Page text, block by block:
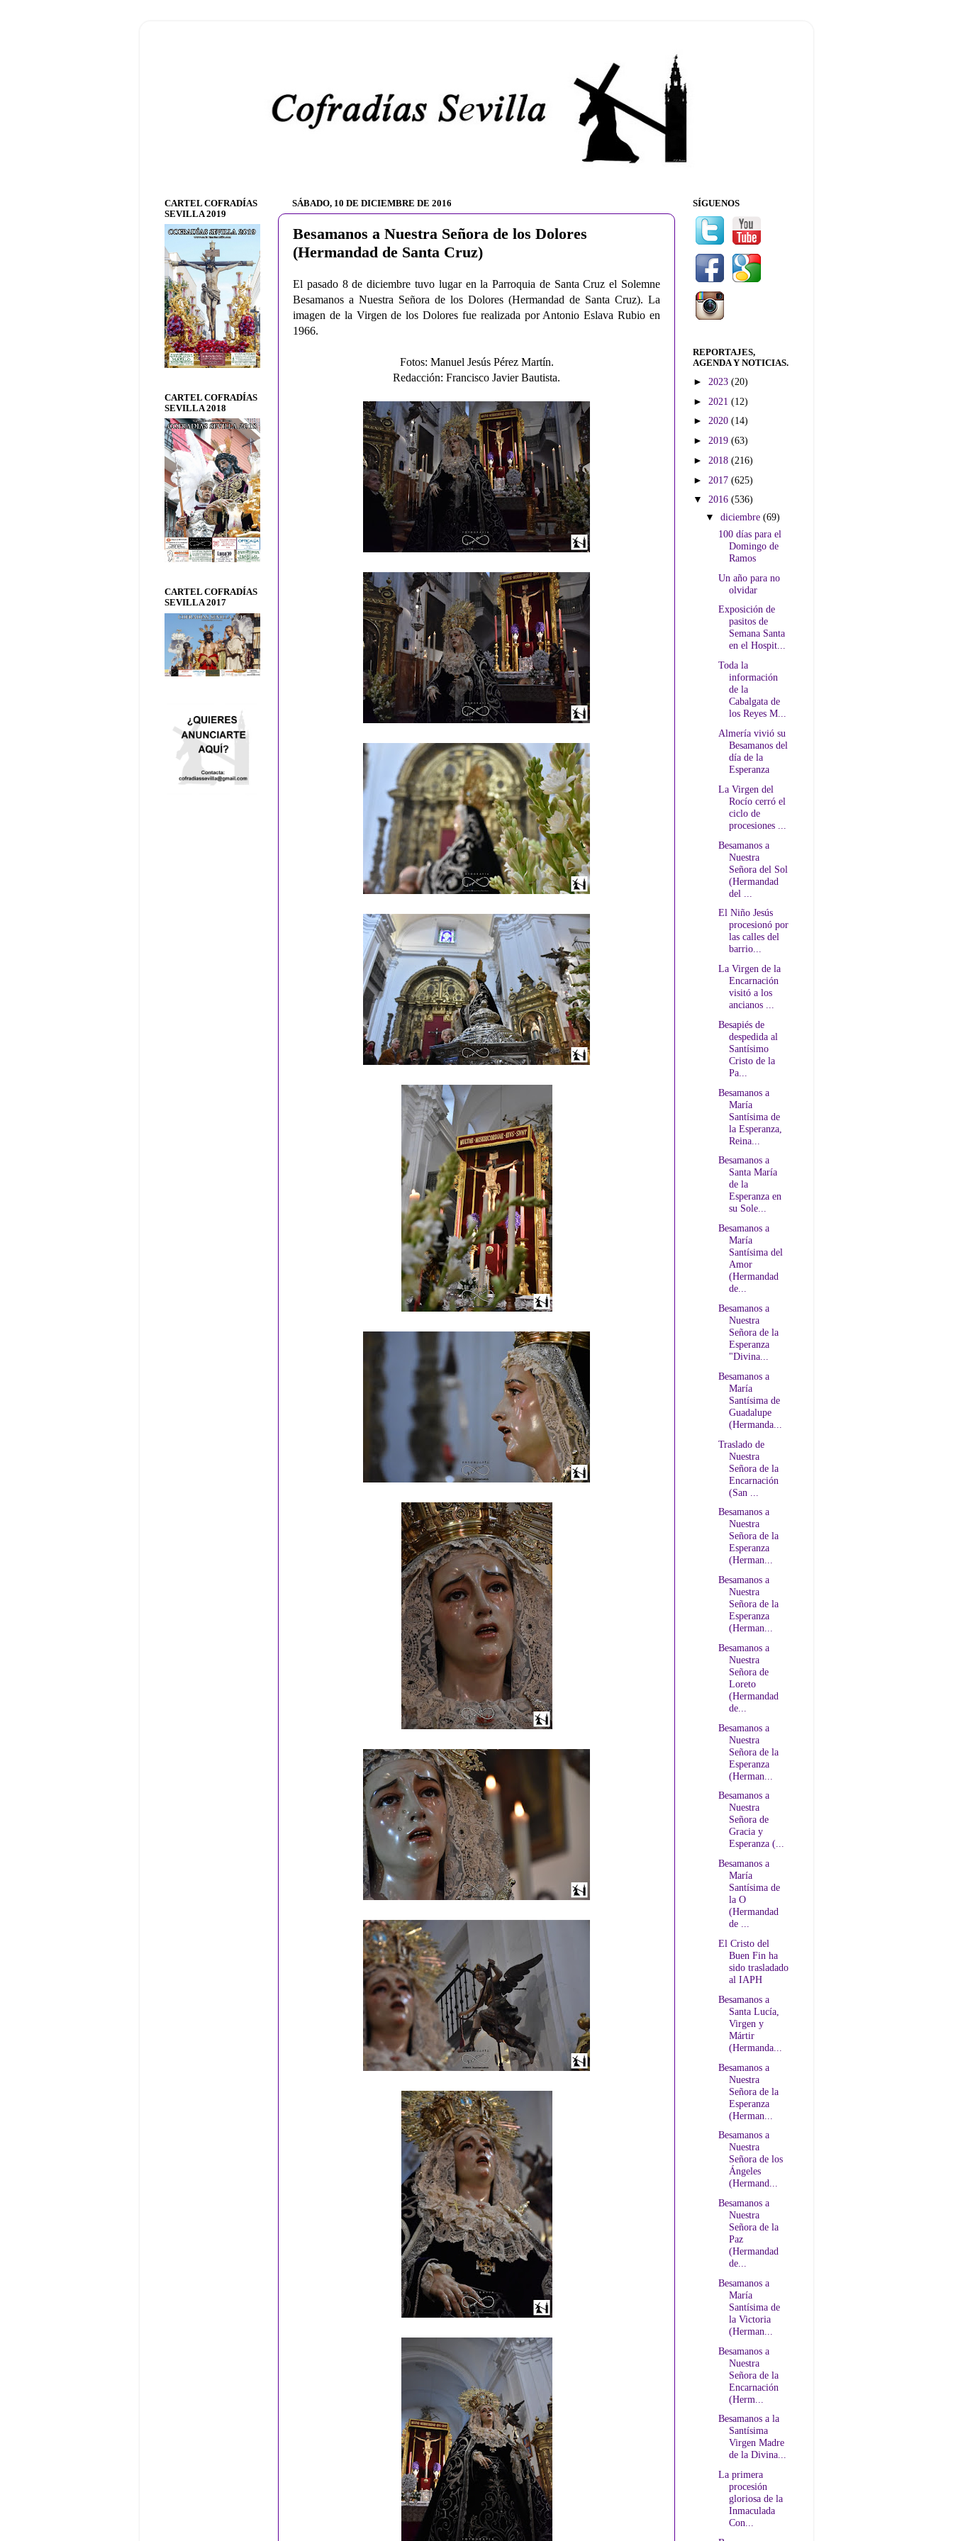
SÁBADO, 10 DE DICIEMBRE DE 2016
Besamanos a Nuestra Señora de los Dolores
(Hermandad de Santa Cruz)
El pasado 8 de diciembre tuvo lugar en la Parroquia de Santa Cruz el Solemne
Besamanos a Nuestra Señora de los Dolores (Hermandad de Santa Cruz). La
imagen de la Virgen de los Dolores fue realizada por Antonio Eslava Rubio en
1966.
Fotos: Manuel Jesús Pérez Martín.
Redacción: Francisco Javier Bautista.
CARTEL COFRADÍAS
SEVILLA 2019
CARTEL COFRADÍAS
SEVILLA 2018
CARTEL COFRADÍAS
SEVILLA 2017
SÍGUENOS
REPORTAJES,
AGENDA Y NOTICIAS.
► 2023 (20)
► 2021 (12)
► 2020 (14)
► 2019 (63)
► 2018 (216)
► 2017 (625)
▼ 2016 (536)
▼diciembre(69)
100 días para el
Domingo de
Ramos
Un año para no
olvidar
Exposición de
pasitos de
Semana Santa
en el Hospit...
Toda la
información
de la
Cabalgata de
los Reyes M...
Almería vivió su
Besamanos del
día de la
Esperanza
La Virgen del
Rocío cerró el
ciclo de
procesiones ...
Besamanos a
Nuestra
Señora del Sol
(Hermandad
del ...
El Niño Jesús
procesionó por
las calles del
barrio...
La Virgen de la
Encarnación
visitó a los
ancianos ...
Besapiés de
despedida al
Santísimo
Cristo de la
Pa...
Besamanos a
María
Santísima de
la Esperanza,
Reina...
Besamanos a
Santa María
de la
Esperanza en
su Sole...
Besamanos a
María
Santísima del
Amor
(Hermandad
de...
Besamanos a
Nuestra
Señora de la
Esperanza
"Divina...
Besamanos a
María
Santísima de
Guadalupe
(Hermanda...
Traslado de
Nuestra
Señora de la
Encarnación
(San ...
Besamanos a
Nuestra
Señora de la
Esperanza
(Herman...
Besamanos a
Nuestra
Señora de la
Esperanza
(Herman...
Besamanos a
Nuestra
Señora de
Loreto
(Hermandad
de...
Besamanos a
Nuestra
Señora de la
Esperanza
(Herman...
Besamanos a
Nuestra
Señora de
Gracia y
Esperanza (...
Besamanos a
María
Santísima de
la O
(Hermandad
de ...
El Cristo del
Buen Fin ha
sido trasladado
al IAPH
Besamanos a
Santa Lucía,
Virgen y
Mártir
(Hermanda...
Besamanos a
Nuestra
Señora de la
Esperanza
(Herman...
Besamanos a
Nuestra
Señora de los
Ángeles
(Hermand...
Besamanos a
Nuestra
Señora de la
Paz
(Hermandad
de...
Besamanos a
María
Santísima de
la Victoria
(Herman...
Besamanos a
Nuestra
Señora de la
Encarnación
(Herm...
Besamanos a la
Santísima
Virgen Madre
de la Divina...
La primera
procesión
gloriosa de la
Inmaculada
Con...